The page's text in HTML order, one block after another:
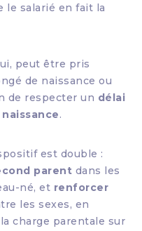
le salarié en fait la
peut être pris
de naissance ou
de respecter un délai
.
est double :
parent dans les
né, et renforcer
les sexes, en
charge parentale sur